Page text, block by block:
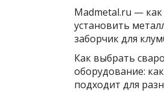
Madmetal.ru —
установить
заборчик для
Как выбрать
оборудование:
подходит для